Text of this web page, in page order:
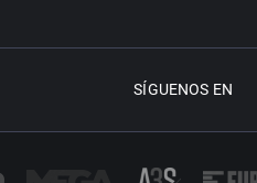
SÍGUENOS EN